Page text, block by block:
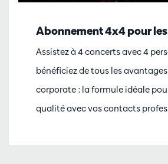
Abonnement 4x4 pour
Assistez à 4 concerts avec 4
bénéficiez de tous les
corporate : la formule idéale
qualité avec vos contacts